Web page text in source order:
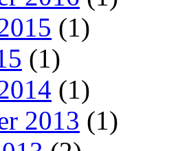
(1)
(1)
(1)
2013 (1)